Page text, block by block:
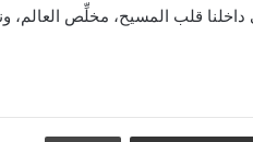
قلب المسيح، مخلِّص العالم،